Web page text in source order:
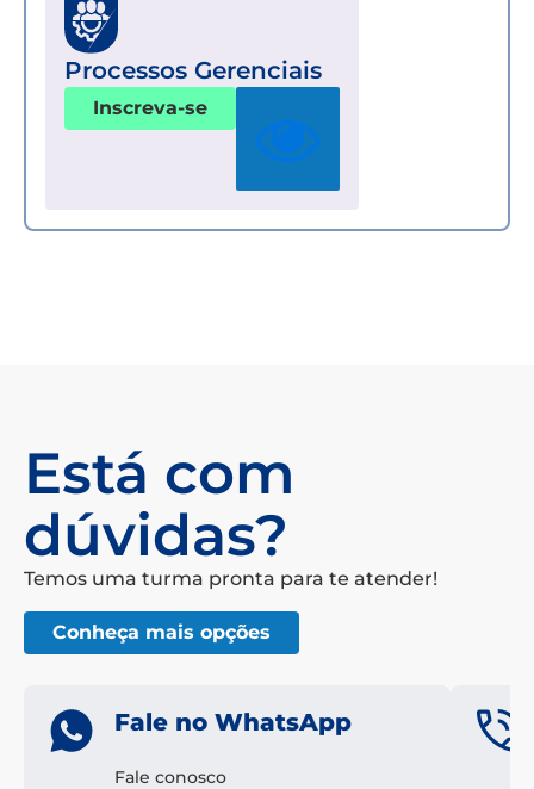
Processos Gerenciais
Inscreva-se
Está com
dúvidas?
Temos uma turma pronta para te atender!
Conheça mais opções
Fale no WhatsApp
Fale conosco